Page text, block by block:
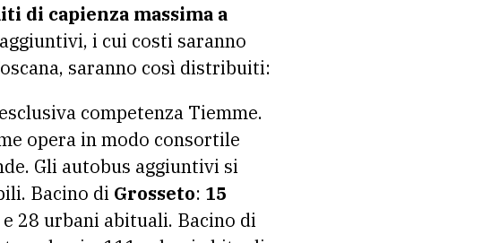
di capienza massima a
i cui costi saranno
saranno così distribuiti:
competenza Tiemme.
opera in modo consortile
Gli autobus aggiuntivi si
Bacino di Grosseto: 15
28 urbani abituali. Bacino di